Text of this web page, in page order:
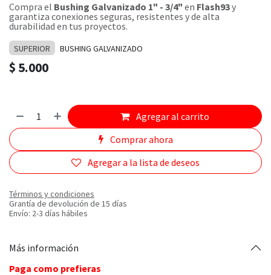
Compra el Bushing Galvanizado 1" - 3/4" en Flash93y
garantiza conexiones seguras, resistentes y de alta
durabilidad en tus proyectos.
SUPERIOR BUSHING GALVANIZADO
$ 5.000
Agregar al carrito
Comprar ahora
Agregar a la lista de deseos
Términos y condiciones
Grantía de devolución de 15 días
Envío: 2-3 días hábiles
Más información
Paga como prefieras